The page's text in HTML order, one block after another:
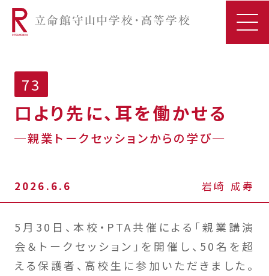
73
口より先に、耳を働かせる
─親業トークセッションからの学び─
2026.6.6 岩崎 成寿
5月30日、本校・PTA共催による「親業講演
会＆トークセッション」を開催し、50名を超
える保護者、高校生に参加いただきました。